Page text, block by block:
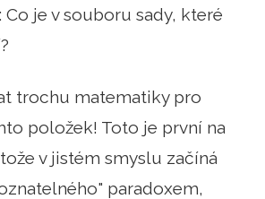
Co je v souboru sady, které
trochu matematiky pro
položek! Toto je první na
v jistém smyslu začíná
paradoxem,